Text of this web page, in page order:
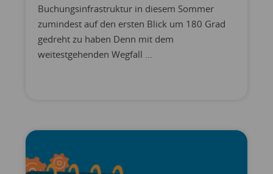
Buchungsinfrastruktur in diesem Sommer
zumindest auf den ersten Blick um 180 Grad
gedreht zu haben Denn mit dem
weitestgehenden Wegfall ...